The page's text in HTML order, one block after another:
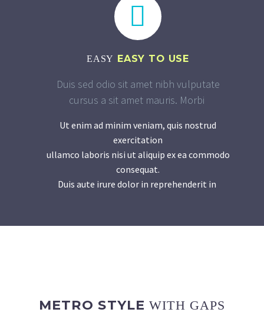


EASY EASY TO USE
Duis sed odio sit amet nibh vulputate
cursus a sit amet mauris. Morbi
Ut enim ad minim veniam, quis nostrud
exercitation
ullamco laboris nisi ut aliquip ex ea commodo
consequat.
Duis aute irure dolor in reprehenderit in
METRO STYLEWITH GAPS